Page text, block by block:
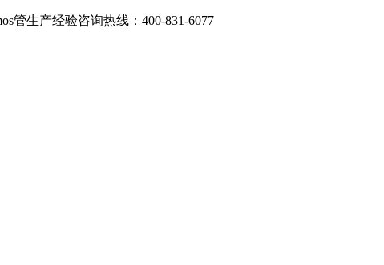
管生产经验咨询热线：400-831-6077